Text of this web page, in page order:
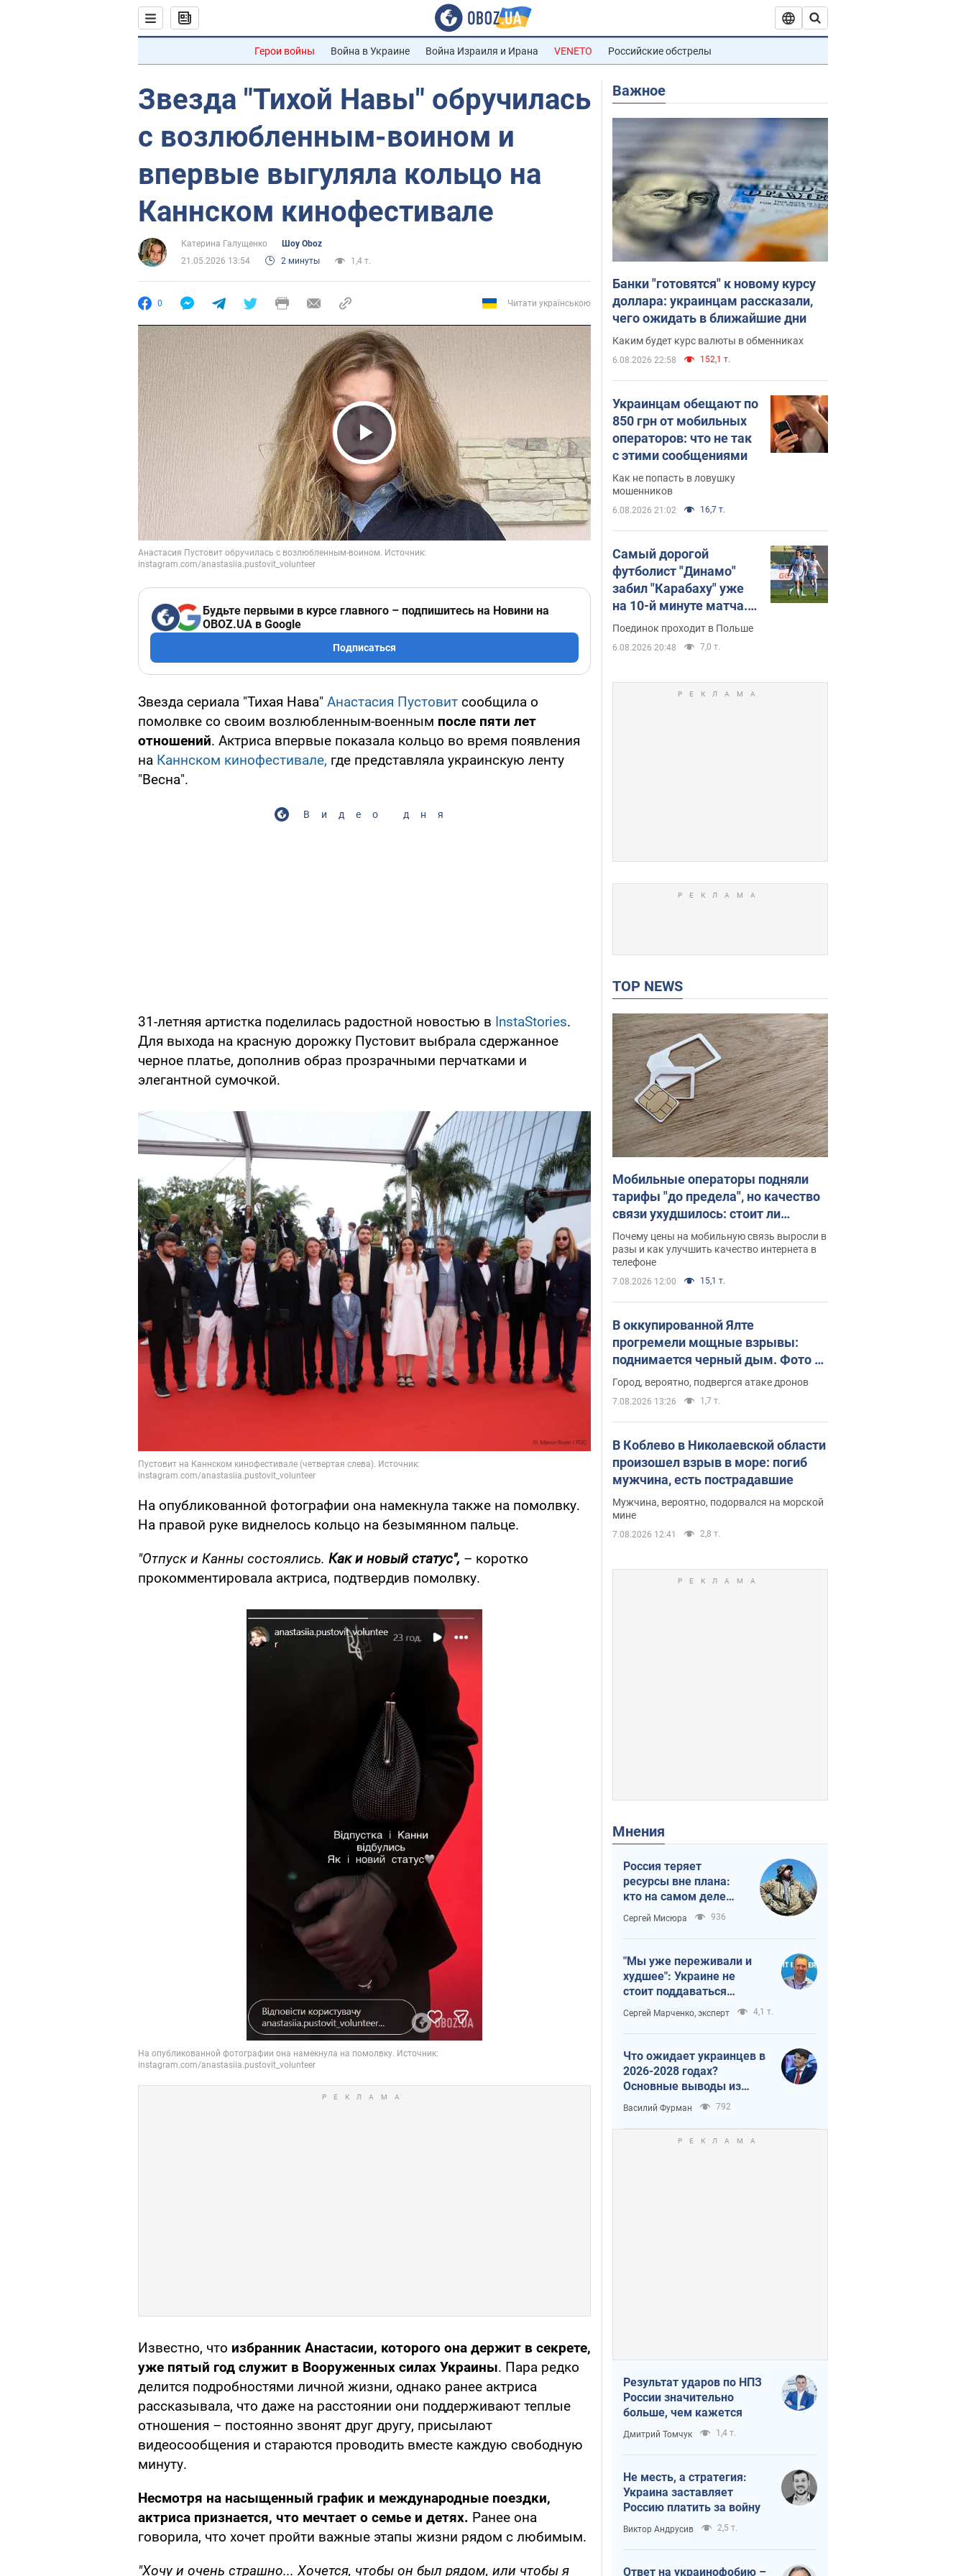
Герои войны Война в Украине Война Израиля и Ирана VENETO Российские обстрелы
Звезда "Тихой Навы" обручилась
с возлюбленным-воином и
впервые выгуляла кольцо на
Каннском кинофестивале
Катерина Галущенко
Шоу Oboz
21.05.2026 13:54
2 минуты 1,4 т.
0 Читати українською
Play Video
Будьте первыми в курсе главного – подпишитесь на Новини на
OBOZ.UA в Google
Подписаться
Звезда сериала "Тихая Нава" Анастасия Пустовит сообщила о
помолвке со своим возлюбленным-военным после пяти лет
отношений. Актриса впервые показала кольцо во время появления
на Каннском кинофестивале, где представляла украинскую ленту
"Весна".
Видео дня
31-летняя артистка поделилась радостной новостью в InstaStories.
Для выхода на красную дорожку Пустовит выбрала сдержанное
черное платье, дополнив образ прозрачными перчатками и
элегантной сумочкой.
На опубликованной фотографии она намекнула также на помолвку.
На правой руке виднелось кольцо на безымянном пальце.
"Отпуск и Канны состоялись. Как и новый статус", – коротко
прокомментировала актриса, подтвердив помолвку.
Известно, что избранник Анастасии, которого она держит в секрете,
уже пятый год служит в Вооруженных силах Украины. Пара редко
делится подробностями личной жизни, однако ранее актриса
рассказывала, что даже на расстоянии они поддерживают теплые
отношения – постоянно звонят друг другу, присылают
видеосообщения и стараются проводить вместе каждую свободную
минуту.
Несмотря на насыщенный график и международные поездки,
актриса признается, что мечтает о семье и детях. Ранее она
говорила, что хочет пройти важные этапы жизни рядом с любимым.
"Хочу и очень страшно... Хочется, чтобы он был рядом, или чтобы я
Важное
Банки "готовятся" к новому курсу
доллара: украинцам рассказали,
чего ожидать в ближайшие дни
Каким будет курс валюты в обменниках
6.08.2026 22:58 152,1 т.
Украинцам обещают по
850 грн от мобильных
операторов: что не так
с этими сообщениями
Как не попасть в ловушку
мошенников
6.08.2026 21:02 16,7 т.
Самый дорогой
футболист "Динамо"
забил "Карабаху" уже
на 10-й минуте матча.
Видео
Поединок проходит в Польше
6.08.2026 20:48 7,0 т.
TOP NEWS
Мобильные операторы подняли
тарифы "до предела", но качество
связи ухудшилось: стоит ли
жаловаться на цены
Почему цены на мобильную связь выросли в
разы и как улучшить качество интернета в
телефоне
7.08.2026 12:00 15,1 т.
В оккупированной Ялте
прогремели мощные взрывы:
поднимается черный дым. Фото и
видео
Город, вероятно, подвергся атаке дронов
7.08.2026 13:26 1,7 т.
В Коблево в Николаевской области
произошел взрыв в море: погиб
мужчина, есть пострадавшие
Мужчина, вероятно, подорвался на морской
мине
7.08.2026 12:41 2,8 т.
Мнения
Россия теряет
ресурсы вне плана:
кто на самом деле
диктует темп войны
Сергей Мисюра 936
"Мы уже переживали и
худшее": Украине не
стоит поддаваться
отчаянию из-за
ракетного террора
Сергей Марченко, эксперт 4,1 т.
Что ожидает украинцев в
2026-2028 годах?
Основные выводы из
новых прогнозов от НБУ
Василий Фурман 792
Результат ударов по НПЗ
России значительно
больше, чем кажется
Дмитрий Томчук 1,4 т.
Не месть, а стратегия:
Украина заставляет
Россию платить за войну
Виктор Андрусив 2,5 т.
Ответ на украинофобию –